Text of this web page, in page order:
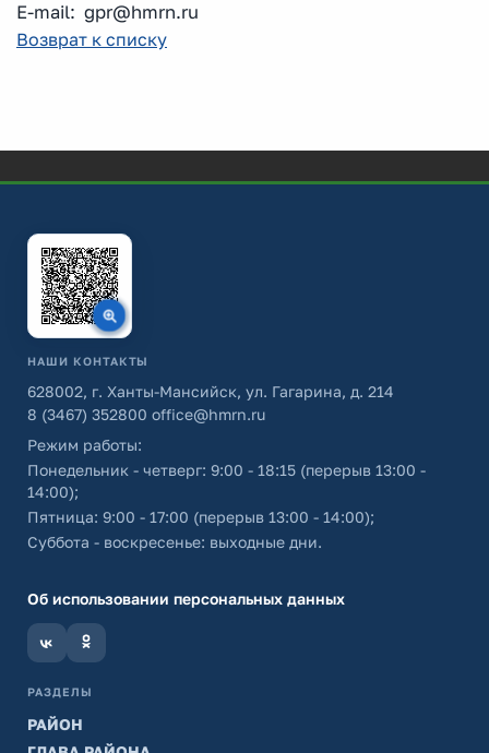
E-mail: gpr@hmrn.ru
Возврат к списку
НАШИ КОНТАКТЫ
628002, г. Ханты-Мансийск, ул. Гагарина, д. 214
8 (3467) 352800 office@hmrn.ru
Режим работы:
Понедельник - четверг: 9:00 - 18:15 (перерыв 13:00 -
14:00);
Пятница: 9:00 - 17:00 (перерыв 13:00 - 14:00);
Суббота - воскресенье: выходные дни.
Об использовании персональных данных
РАЗДЕЛЫ
РАЙОН